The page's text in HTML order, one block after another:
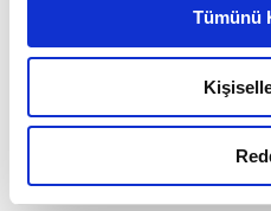
Çerezlere ilişkin tercihlerinizi
belirleyebilirsiniz. Çerezlere
Ayarlar butonuna tıklayabilir,
Metnimizi ziyaret
okumak ve sitemizi
Tümünü